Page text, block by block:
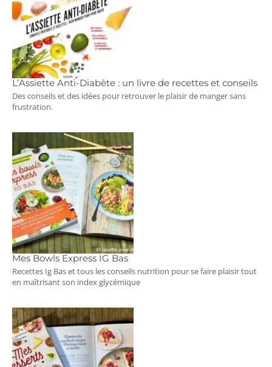
L’Assiette Anti-Diabète : un livre de recettes et conseils
Des conseils et des idées pour retrouver le plaisir de manger sans
frustration.
Mes Bowls Express IG Bas
Recettes Ig Bas et tous les conseils nutrition pour se faire plaisir tout
en maîtrisant son index glycémique